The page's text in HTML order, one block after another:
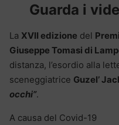
Guarda i
La XVII edizione del
Giuseppe Tomasi di
distanza, l’esordio alla
sceneggiatrice Guzel’
occhi”.
A causa del Covid-19